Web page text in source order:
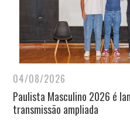
04/08/2026
Paulista Masculino 2026 é
transmissão ampliada